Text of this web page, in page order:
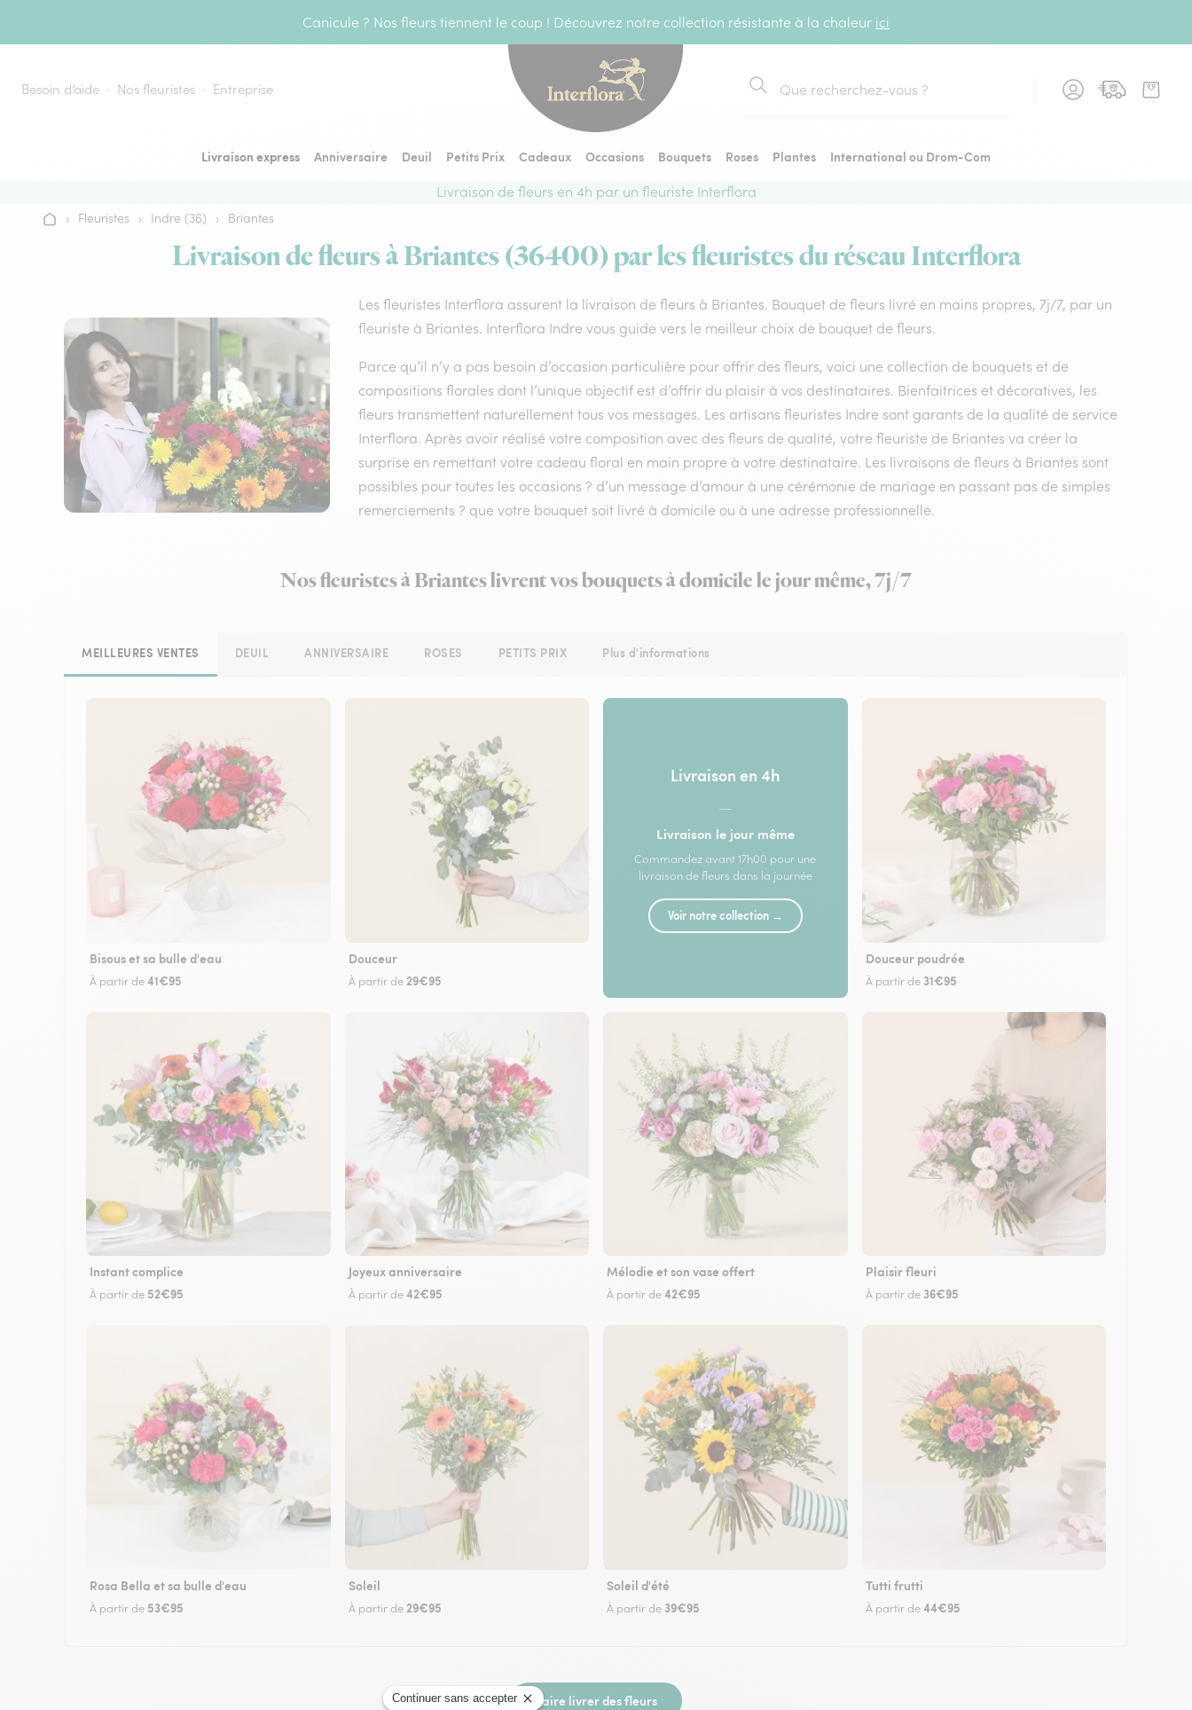
Canicule ? Nos fleurs tiennent le coup ! Découvrez notre collection résistante à la chaleur ici
Besoin d’aide Nos fleuristes Entreprise
Rechercher
Livraison express Anniversaire Deuil Petits Prix Cadeaux Occasions Bouquets Roses Plantes
International ou Drom-Com
Livraison de fleurs en 4h par un fleuriste Interflora
Accueil
› Fleuristes › Indre (36) › Briantes
Livraison de fleurs à Briantes (36400) par les fleuristes du réseau Interflora
Les fleuristes Interflora assurent la livraison de fleurs à Briantes. Bouquet de fleurs livré en mains propres, 7j/7, par un
fleuriste à Briantes. Interflora Indre vous guide vers le meilleur choix de bouquet de fleurs.
Parce qu’il n’y a pas besoin d’occasion particulière pour offrir des fleurs, voici une collection de bouquets et de
compositions florales dont l’unique objectif est d’offrir du plaisir à vos destinataires. Bienfaitrices et décoratives, les
fleurs transmettent naturellement tous vos messages. Les artisans fleuristes Indre sont garants de la qualité de service
Interflora. Après avoir réalisé votre composition avec des fleurs de qualité, votre fleuriste de Briantes va créer la
surprise en remettant votre cadeau floral en main propre à votre destinataire. Les livraisons de fleurs à Briantes sont
possibles pour toutes les occasions ? d’un message d’amour à une cérémonie de mariage en passant pas de simples
remerciements ? que votre bouquet soit livré à domicile ou à une adresse professionnelle.
Nos fleuristes à Briantes livrent vos bouquets à domicile le jour même, 7j/7
MEILLEURES VENTES DEUIL ANNIVERSAIRE ROSES PETITS PRIX Plus d'informations
Bisous et sa bulle d'eau
À partir de41€95
Douceur
À partir de 29€95
Livraison en 4h
—
Livraison le jour même
Commandez avant 17h00 pour une
livraison de fleurs dans la journée
Voir notre collection →
Douceur poudrée
À partir de 31€95
Instant complice
À partir de 52€95
Joyeux anniversaire
À partir de42€95
Mélodie et son vase offert
À partir de42€95
Plaisir fleuri
À partir de 36€95
Rosa Bella et sa bulle d'eau
À partir de 53€95
Soleil
À partir de 29€95
Soleil d'été
À partir de 39€95
Tutti frutti
À partir de44€95
Faire livrer des fleurs